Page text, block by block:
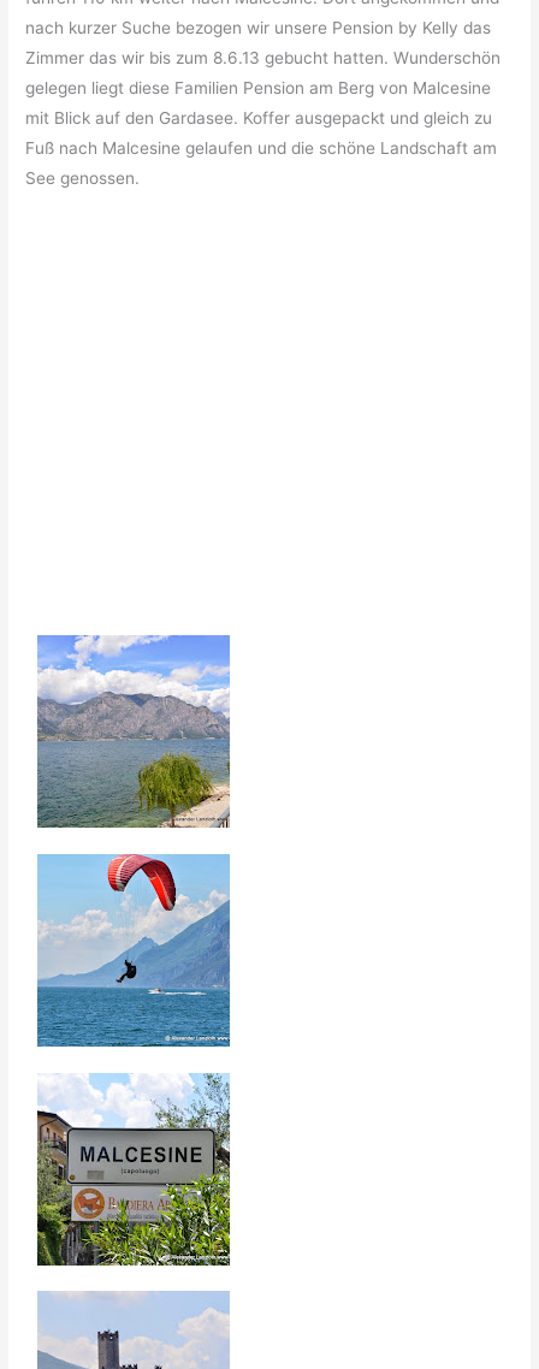
nach kurzer Suche bezogen wir unsere Pension by Kelly das
Zimmer das wir bis zum 8.6.13 gebucht hatten. Wunderschön
gelegen liegt diese Familien Pension am Berg von Malcesine
mit Blick auf den Gardasee. Koffer ausgepackt und gleich zu
Fuß nach Malcesine gelaufen und die schöne Landschaft am
See genossen.